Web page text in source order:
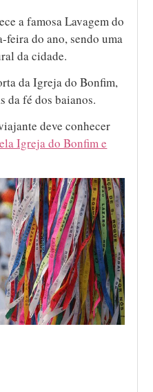
a famosa Lavagem do
feira do ano, sendo uma
da cidade.
da Igreja do Bonfim,
da fé dos baianos.
deve conhecer
Igreja do Bonfim e